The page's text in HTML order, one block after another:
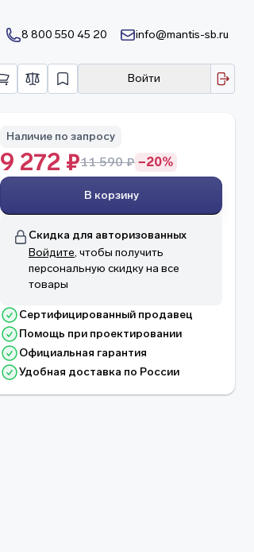
8 800 550 45 20 info@mantis-sb.ru
Войти
Наличие по запросу
9 272 ₽11 590 ₽ −20%
В корзину
Скидка для авторизованных
Войдите, чтобы получить
персональную скидку на все
товары
Сертифицированный продавец
Помощь при проектировании
Официальная гарантия
Удобная доставка по России